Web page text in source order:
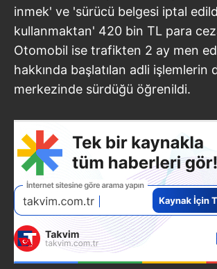
inmek' ve 'sürücü belgesi iptal
kullanmaktan' 420 bin TL para
Otomobil ise trafikten 2 ay men
hakkında başlatılan adli işlemlerin
merkezinde sürdüğü öğrenildi.